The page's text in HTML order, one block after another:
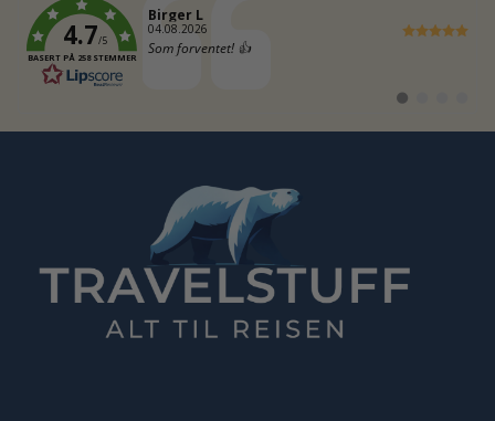
4.7/5
BASERT PÅ 258 STEMMER
Forfatter:
Birger L
Dato:
04.08.2026
Tekst:
Som forventet! 👍
Bytt
testimonial
testimonial